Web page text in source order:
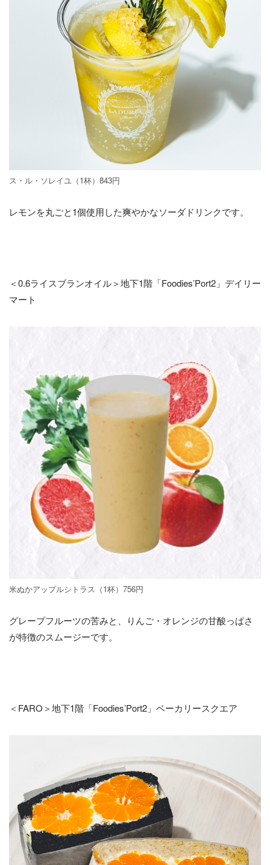
ス・ル・ソレイユ（1杯）843円
レモンを丸ごと1個使用した爽やかなソーダドリンクです。
＜0.6ライスブランオイル＞地下1階「Foodies’Port2」デイリー
マート
米ぬかアップルシトラス（1杯）756円
グレープフルーツの苦みと、りんご・オレンジの甘酸っぱさ
が特徴のスムージーです。
＜FARO＞地下1階「Foodies’Port2」ベーカリースクエア